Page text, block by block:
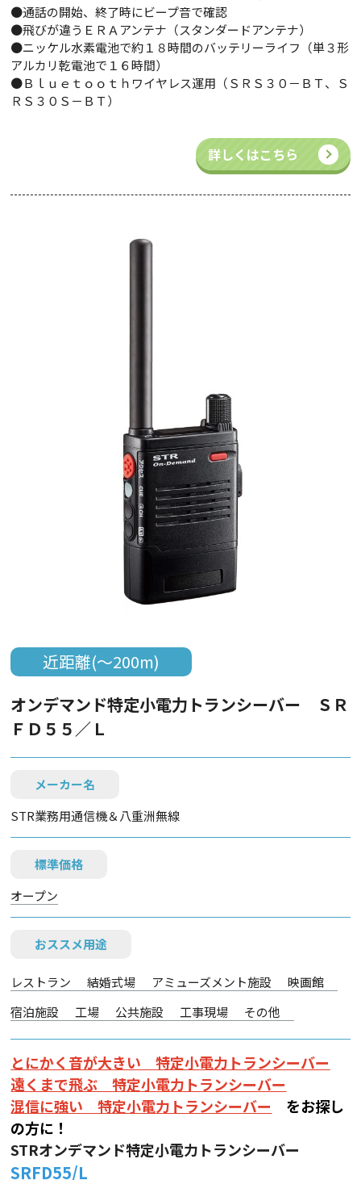
●通話の開始、終了時にビープ音で確認
●飛びが違うＥＲＡアンテナ（スタンダードアンテナ）
●ニッケル水素電池で約１８時間のバッテリーライフ（単３形
アルカリ乾電池で１６時間）
●Ｂｌｕｅｔｏｏｔｈワイヤレス運用（ＳＲＳ３０－ＢＴ、Ｓ
ＲＳ３０Ｓ－ＢＴ）
詳しくはこちら
近距離(～200m)
オンデマンド特定小電力トランシーバー ＳＲ
ＦＤ５５／Ｌ
メーカー名
STR業務用通信機＆八重洲無線
標準価格
オープン
おススメ用途
レストラン 結婚式場 アミューズメント施設
映画館
宿泊施設
工場 公共施設 工事現場 その他
とにかく音が大きい 特定小電力トランシーバー
遠くまで飛ぶ 特定小電力トランシーバー
混信に強い 特定小電力トランシーバー
をお探し
の方に！
STRオンデマンド特定小電力トランシーバー
SRFD55/L